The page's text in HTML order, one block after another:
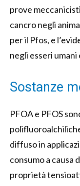
prove
cancro negli
per il Pfos, e
negli esseri umani
Sostanze
PFOA e PFOS
diffuso in
consumo a causa
proprietà